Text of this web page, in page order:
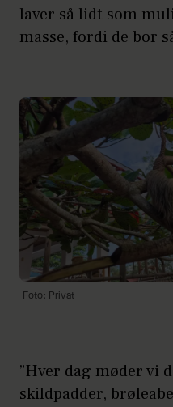
laver så lidt som
masse, fordi de bor
Foto: Privat
”Hver dag møder vi
skildpadder,